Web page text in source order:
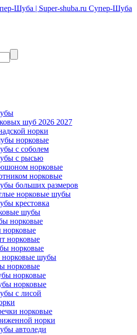
Супер-Шуба
шуб 2026 2027
норки
норковые
с соболем
с рысью
норковые
норковые
больших размеров
норковые шубы
крестовка
шубы
норковые
норковые
норковые
норковые шубы
норковые
норковые
норковые
с лисой
норковые
норки
автоледи